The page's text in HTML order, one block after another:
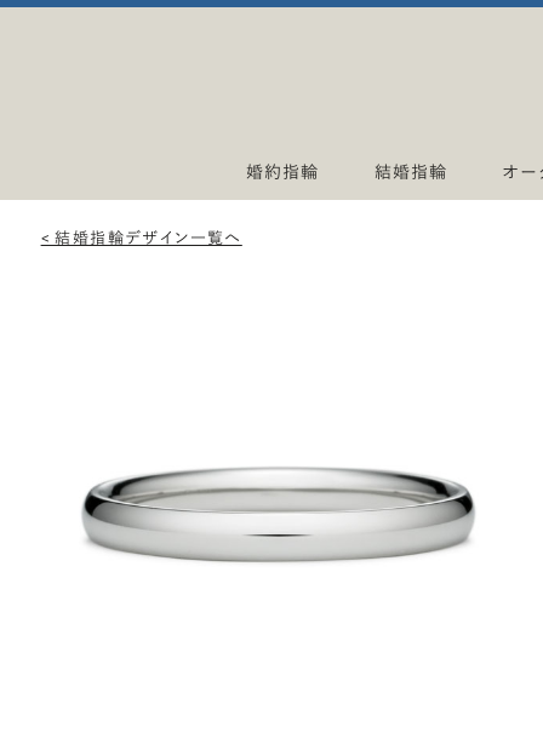
婚約指輪 結婚指輪 オー
< 結婚指輪デザイン一覧へ